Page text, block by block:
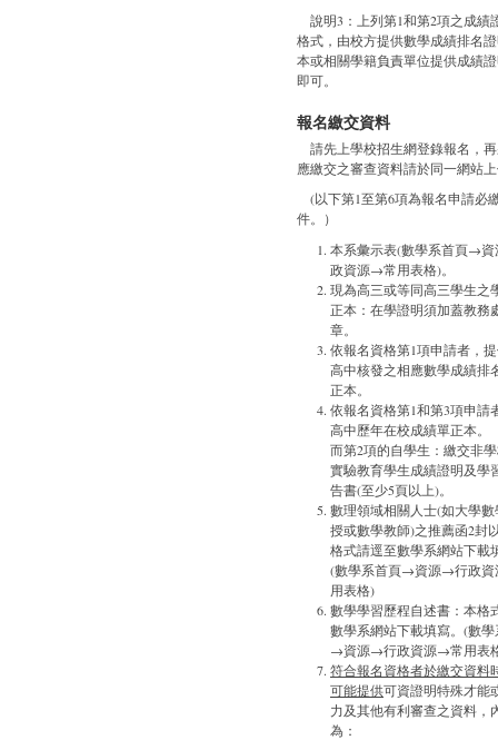
說明3：上列第1和第2項之成績
格式，由校方提供數學成績排名
本或相關學籍負責單位提供成績
即可。
報名繳交資料
請先上學校招生網登錄報名，
應繳交之審查資料請於同一網站
(以下第1至第6項為報名申請必
件。）
本系彙示表(數學系首頁→
政資源→常用表格)。
現為高三或等同高三學生之
正本：在學證明須加蓋教務
章。
依報名資格第1項申請者，
高中核發之相應數學成績排
正本。
依報名資格第1和第3項申請
高中歷年在校成績單正本。
而第2項的自學生：繳交非
實驗教育學生成績證明及學
告書(至少5頁以上)。
數理領域相關人士(如大學
授或數學教師)之推薦函2封
格式請逕至數學系網站下載
(數學系首頁→資源→行政
用表格)
數學學習歷程自述書：本格
數學系網站下載填寫。(數
→資源→行政資源→常用表
符合報名資格者於繳交資料
可能提供可資證明特殊才能
力及其他有利審查之資料，
為：